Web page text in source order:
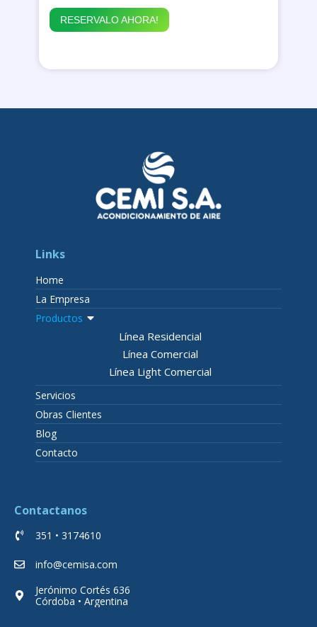
RESERVALO AHORA!
Links
Home
La Empresa
Productos
Línea Residencial
Línea Comercial
Línea Light Comercial
Servicios
Obras Clientes
Blog
Contacto
Contactanos
351 • 3174610
info@cemisa.com
Jerónimo Cortés 636
Córdoba • Argentina